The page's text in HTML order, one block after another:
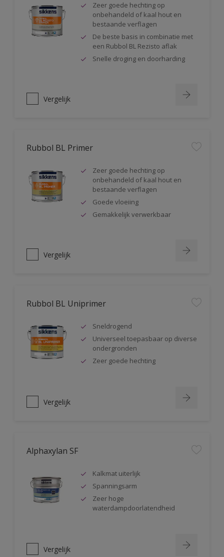
Zeer goede hechting op
onbehandeld of kaal hout en
bestaande verflagen
De beste basis in combinatie met
een Rubbol BL Rezisto aflak
Snelle droging en doorharding
Vergelijk
Rubbol BL Primer
Zeer goede hechting op
onbehandeld of kaal hout en
bestaande verflagen
Goede vloeiing
Gemakkelijk verwerkbaar
Vergelijk
Rubbol BL Uniprimer
Sneldrogend
Universeel toepasbaar op diverse
ondergronden
Zeer goede hechting
Vergelijk
Alphaxylan SF
Kalkmat uiterlijk
Spanningsarm
Zeer hoge
waterdampdoorlatendheid
Vergelijk